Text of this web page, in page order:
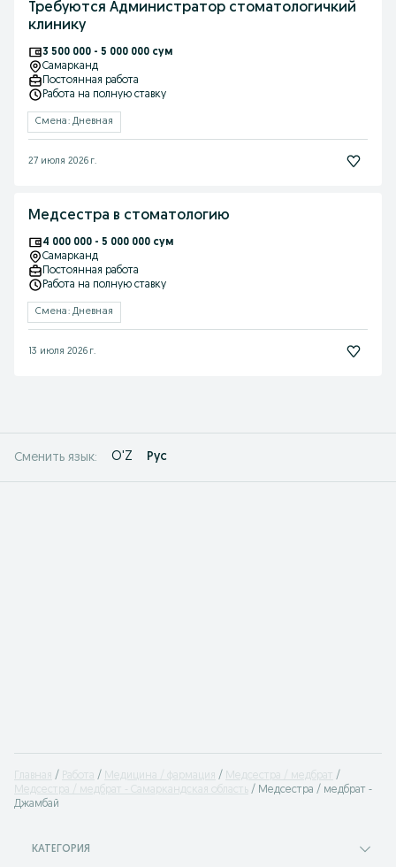
Требуются Администратор стоматологичкий
клинику
3 500 000 - 5 000 000 сум
Самарканд
Постоянная работа
Работа на полную ставку
Смена: Дневная
27 июля 2026 г.
Медсестра в стоматологию
4 000 000 - 5 000 000 сум
Самарканд
Постоянная работа
Работа на полную ставку
Смена: Дневная
13 июля 2026 г.
Сменить язык: O'Z Рус
Главная Работа Медицина / фармация
Медсестра / медбрат
Медсестра / медбрат - Самаркандская область
Медсестра / медбрат -
Джамбай
КАТЕГОРИЯ